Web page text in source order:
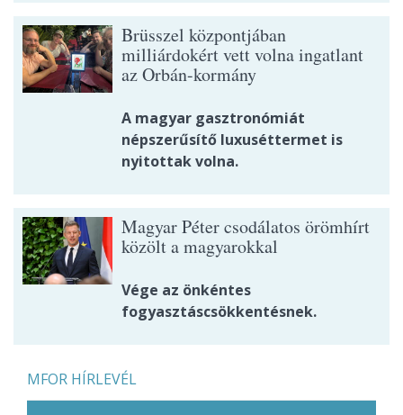
Brüsszel központjában
milliárdokért vett volna ingatlant
az Orbán-kormány
A magyar gasztronómiát
népszerűsítő luxuséttermet is
nyitottak volna.
Magyar Péter csodálatos örömhírt
közölt a magyarokkal
Vége az önkéntes
fogyasztáscsökkentésnek.
MFOR HÍRLEVÉL